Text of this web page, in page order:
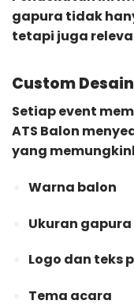
gapura tidak
tetapi juga
Custom
Setiap event
ATS Balon
yang
Warna balon
Ukuran gapura
Logo dan teks
Tema acara